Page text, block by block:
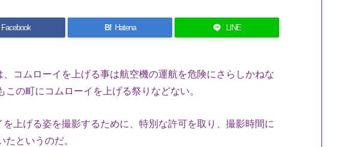
Facebook B! Hatena LINE
コムローイを上げる事は航空機の運航を危険にさらしかねな
の町にコムローイを上げる祭りなどない。
上げる姿を撮影するために、特別な許可を取り、撮影時間に
というのだ。